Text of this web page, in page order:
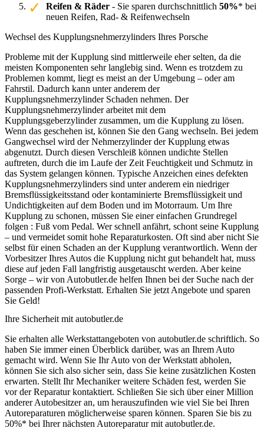
Reifen & Räder - Sie sparen durchschnittlich 50%* bei
neuen Reifen, Rad- & Reifenwechseln
Wechsel des Kupplungsnehmerzylinders Ihres Porsche
Probleme mit der Kupplung sind mittlerweile eher selten, da die
meisten Komponenten sehr langlebig sind. Wenn es trotzdem zu
Problemen kommt, liegt es meist an der Umgebung – oder am
Fahrstil. Dadurch kann unter anderem der
Kupplungsnehmerzylinder Schaden nehmen. Der
Kupplungsnehmerzylinder arbeitet mit dem
Kupplungsgeberzylinder zusammen, um die Kupplung zu lösen.
Wenn das geschehen ist, können Sie den Gang wechseln. Bei jedem
Gangwechsel wird der Nehmerzylinder der Kupplung etwas
abgenutzt. Durch diesen Verschleiß können undichte Stellen
auftreten, durch die im Laufe der Zeit Feuchtigkeit und Schmutz in
das System gelangen können. Typische Anzeichen eines defekten
Kupplungsnehmerzylinders sind unter anderem ein niedriger
Bremsflüssigkeitsstand oder kontaminierte Bremsflüssigkeit und
Undichtigkeiten auf dem Boden und im Motorraum. Um Ihre
Kupplung zu schonen, müssen Sie einer einfachen Grundregel
folgen : Fuß vom Pedal. Wer schnell anfährt, schont seine Kupplung
– und vermeidet somit hohe Reparaturkosten. Oft sind aber nicht Sie
selbst für einen Schaden an der Kupplung verantwortlich. Wenn der
Vorbesitzer Ihres Autos die Kupplung nicht gut behandelt hat, muss
diese auf jeden Fall langfristig ausgetauscht werden. Aber keine
Sorge – wir von Autobutler.de helfen Ihnen bei der Suche nach der
passenden Profi-Werkstatt. Erhalten Sie jetzt Angebote und sparen
Sie Geld!
Ihre Sicherheit mit autobutler.de
Sie erhalten alle Werkstattangeboten von autobutler.de schriftlich. So
haben Sie immer einen Überblick darüber, was an Ihrem Auto
gemacht wird. Wenn Sie Ihr Auto von der Werkstatt abholen,
können Sie sich also sicher sein, dass Sie keine zusätzlichen Kosten
erwarten. Stellt Ihr Mechaniker weitere Schäden fest, werden Sie
vor der Reparatur kontaktiert. Schließen Sie sich über einer Million
anderer Autobesitzer an, um herauszufinden wie viel Sie bei Ihren
Autoreparaturen möglicherweise sparen können. Sparen Sie bis zu
50%* bei Ihrer nächsten Autoreparatur mit autobutler.de.